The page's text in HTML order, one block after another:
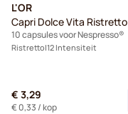
L'OR
Capri Dolce Vita Ristretto
10 capsules voor Nespresso®
Ristretto 12 Intensiteit
€ 3,29
€ 0,33 / kop